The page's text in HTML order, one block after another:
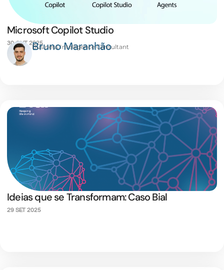
Microsoft Copilot Studio
30 OUT 2025Bruno Maranhão
Business Intelligence Consultant
Ideias que se Transformam: Caso Bial
29 SET 2025